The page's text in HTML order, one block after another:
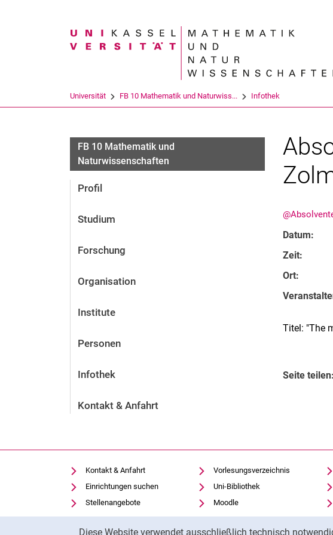
Diese Website verwendet ausschließlich technisch
Suchbegriff
Universität FB 10 Mathematik und Naturwiss... Infothek
FB 10 Mathematik und
Naturwissenschaften
Profil
Studium
Forschung
Organisation
Institute
Personen
Infothek
Kontakt & Anfahrt
Datum:
Zeit:
Ort:
Titel: "The
Seite teilen:
Kontakt & Anfahrt
Einrichtungen suchen
Stellenangebote
Cookie-Einstellungen
Vorlesungsverzeichnis
Uni-Bibliothek
Moodle
Panopto